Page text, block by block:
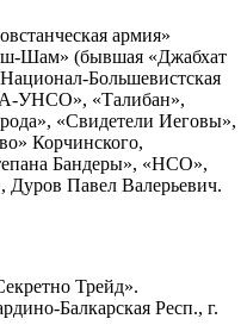
армия»
Шам» (бывшая «Джабхат
Большевистская
УНСО», «Талибан»,
«Свидетели Иеговы»,
Корчинского,
Бандеры», «НСО»,
Дуров Павел Валерьевич.
Трейд».
Балкарская Респ., г.